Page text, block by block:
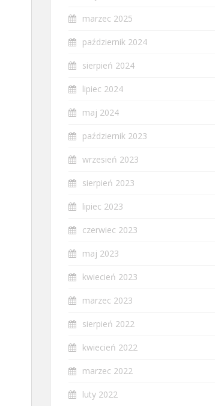
marzec 2025
październik 2024
sierpień 2024
lipiec 2024
maj 2024
październik 2023
wrzesień 2023
sierpień 2023
lipiec 2023
czerwiec 2023
maj 2023
kwiecień 2023
marzec 2023
sierpień 2022
kwiecień 2022
marzec 2022
luty 2022